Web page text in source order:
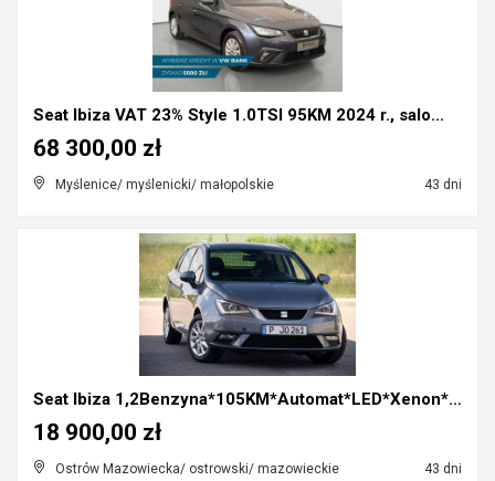
Seat Ibiza VAT 23% Style 1.0TSI 95KM 2024 r., salo...
Myślenice/ myślenicki/ małopolskie 43 dni
68 300,00 zł
Seat Ibiza 1,2Benzyna*105KM*Automat*LED*Xenon*Clim...
Ostrów Mazowiecka/ ostrowski/ mazowieckie 43 dni
18 900,00 zł